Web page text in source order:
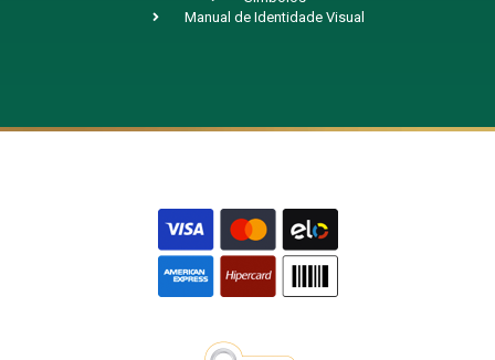
Manual de Identidade Visual